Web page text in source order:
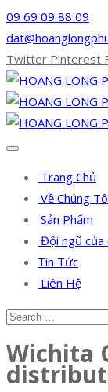
09 69 09 88 09
Twitter Pinterest
Trang Chủ
Về Chúng
Sản Phẩm
Đội ngũ của
Tin Tức
Liên Hệ
Wichita